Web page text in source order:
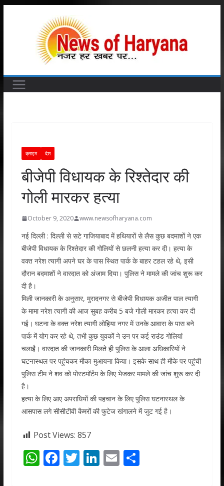
क्राइम देश
बीजेपी विधायक के रिश्तेदार की
गोली मारकर हत्या
October 9, 2020 www.newsofharyana.com
नई दिल्ली : दिल्ली से सटे गाजियाबाद में हथियारों से लैस कुछ बदमाशों ने एक
बीजेपी विधायक के रिश्तेदार की गोलियों से छलनी हत्या कर दी। हत्या के
वक्त नरेश त्यागी अपने घर के पास स्थित पार्क के बाहर टहल रहे थे, इसी
दौरान बदमाशों ने वारदात को अंजाम दिया। पुलिस ने मामले की जांच शुरू कर
दी है।
मिली जानकारी के अनुसार, मुरादनगर से बीजेपी विधायक अजीत पाल त्यागी
के मामा नरेश त्यागी की आज सुबह करीब 5 बजे गोली मारकर हत्या कर दी
गई। घटना के वक्त नरेश त्यागी लोहिया नगर में उनके आवास के पास बने
पार्क में योग कर रहे थे, तभी कुछ युवकों ने उन पर कई राउंड गोलियां
चलाईं। वारदात की जानकारी मिलते ही पुलिस के आला अधिकारियों ने
घटनास्थल पर पहुंचकर मौका-मुआयना किया। इसके साथ ही मौके पर पहुंची
पुलिस टीम ने शव को पोस्टमॉर्टम के लिए भेजकर मामले की जांच शुरू कर दी
है।
हत्या के लिए आए अपराधियों की पहचान के लिए पुलिस घटनास्थल के
आसपास लगे सीसीटीवी कैमरों की फुटेज खंगालने में जुट गई है।
Post Views: 857
W F T Li E S